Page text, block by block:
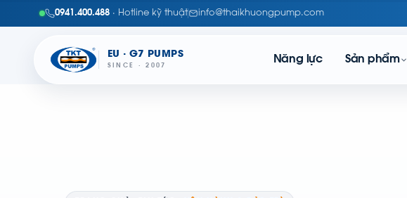
0941.400.488 · Hotline kỹ thuật info@thaikhuongpump.com
EU · G7 PUMPS
SINCE · 2007
Năng lực Sản phẩm